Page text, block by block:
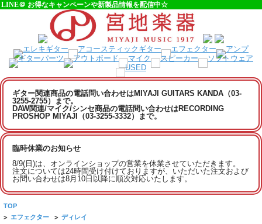
LINE＠ お得なキャンペーンや新製品情報を配信中☆
ギター関連商品の電話問い合わせはMIYAJI GUITARS KANDA（03-
3255-2755）まで。
DAW関連/マイク/シンセ商品の電話問い合わせはRECORDING
PROSHOP MIYAJI（03-3255-3332）まで。
臨時休業のお知らせ
8/9(日)は、オンラインショップの営業を休業させていただきます。
注文については24時間受け付けておりますが、いただいた注文および
お問い合わせは8月10日以降に順次対応いたします。
TOP
> エフェクター > ディレイ